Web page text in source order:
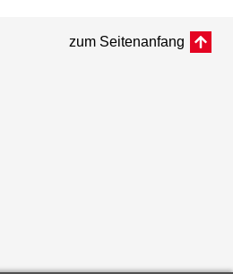
zum Seitenanfang